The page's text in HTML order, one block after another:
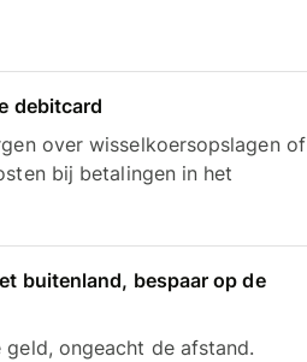
debitcard
over wisselkoersopslagen of
bij betalingen in het
buitenland, bespaar op de
geld, ongeacht de afstand.